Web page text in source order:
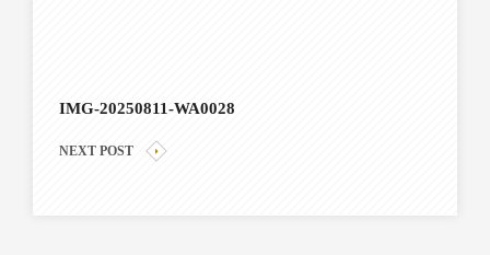
IMG-20250811-WA0028
NEXT POST